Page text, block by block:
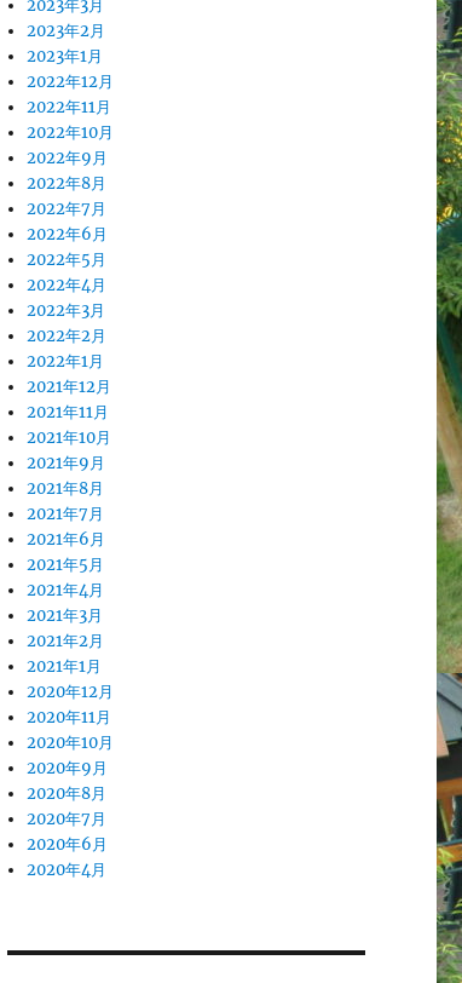
2023年3月
2023年2月
2023年1月
2022年12月
2022年11月
2022年10月
2022年9月
2022年8月
2022年7月
2022年6月
2022年5月
2022年4月
2022年3月
2022年2月
2022年1月
2021年12月
2021年11月
2021年10月
2021年9月
2021年8月
2021年7月
2021年6月
2021年5月
2021年4月
2021年3月
2021年2月
2021年1月
2020年12月
2020年11月
2020年10月
2020年9月
2020年8月
2020年7月
2020年6月
2020年4月